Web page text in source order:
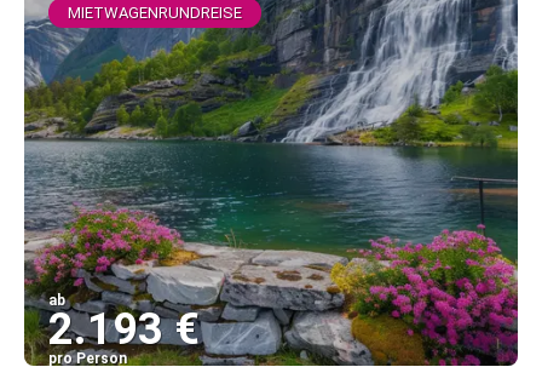
MIETWAGENRUNDREISE
ab
2.193 €
pro Person